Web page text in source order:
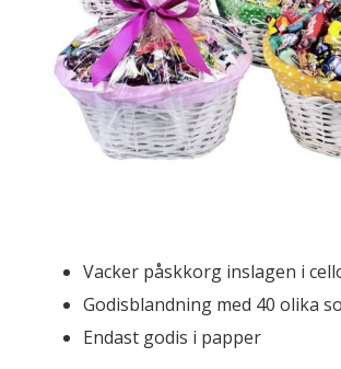
Vacker påskkorg inslagen i
Godisblandning med 40 olika
Endast godis i papper